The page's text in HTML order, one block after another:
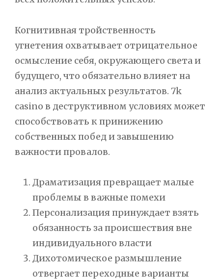
Когнитивная тройственность
угнетения охватывает отрицательное
осмысление себя, окружающего света и
будущего, что обязательно влияет на
анализ актуальных результатов. 7k
casino в деструктивном условиях может
способствовать к принижению
собственных побед и завышению
важности провалов.
Драматизация превращает малые
проблемы в важные помехи
Персонализация принуждает взять
обязанность за происшествия вне
индивидуального власти
Дихотомическое размышление
отвергает переходные варианты